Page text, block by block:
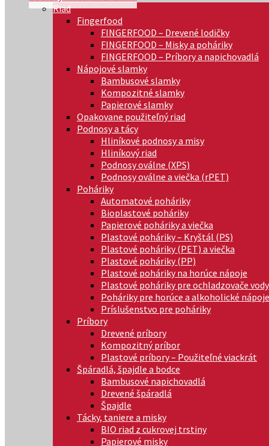
Riad
Fingerfood
FINGERFOOD – Drevené lodičky
FINGERFOOD – Misky a poháriky
FINGERFOOD – Príbory a napichovadlá
Nápojové slamky
Bambusové slamky
Kompozitné slamky
Papierové slamky
Opakovane použiteľný riad
Podnosy a tácy
Hliníkové podnosy a misy
Hliníkový riad
Podnosy oválne (XPS)
Podnosy oválne a viečka (rPET)
Poháriky
Automatové poháriky
Bioplastové poháriky
Papierové poháriky a viečka
Plastové poháriky – Kryštál (PS)
Plastové poháriky (PET) a viečka
Plastové poháriky (PP)
Plastové poháriky na horúce nápoje
Plastové poháriky pre ochladzovače vody
Poháriky pre horúce a alkoholické
Príslušenstvo pre poháriky
Príbory
Drevené príbory
Kompozitný príbor
Plastové príbory – Použiteľné viackrát
Špáradlá, špajdle a bodce
Bambusové napichovadlá
Drevené špáradlá
Špajdle
Tácky, taniere a misky
BIO riad z cukrovej trstiny
Papierové misky